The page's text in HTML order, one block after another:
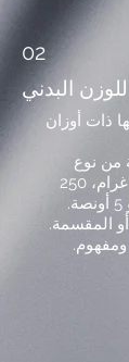
02
البدني
ذات أوزان
من نوع
جيرمانيا بأحجام 1 أونصة، 100 غرام، 250
المقسمة.
ومفهوم.